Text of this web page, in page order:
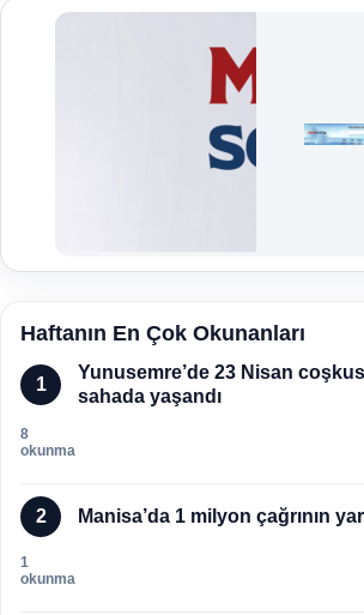
Haftanın En Çok Okunanları
1
Yunusemre’de 23 Nisan
sahada yaşandı
8
okunma
2 Manisa’da 1 milyon çağrının
1
okunma